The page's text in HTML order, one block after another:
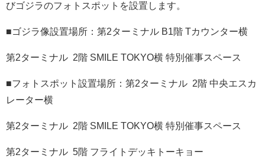
びゴジラのフォトスポットを設置します。
■ゴジラ像設置場所：第2ターミナル B1階 Tカウンター横
第2ターミナル 2階 SMILE TOKYO横 特別催事スペース
■フォトスポット設置場所：第2ターミナル 2階 中央エスカ
レーター横
第2ターミナル 2階 SMILE TOKYO横 特別催事スペース
第2ターミナル 5階 フライトデッキトーキョー